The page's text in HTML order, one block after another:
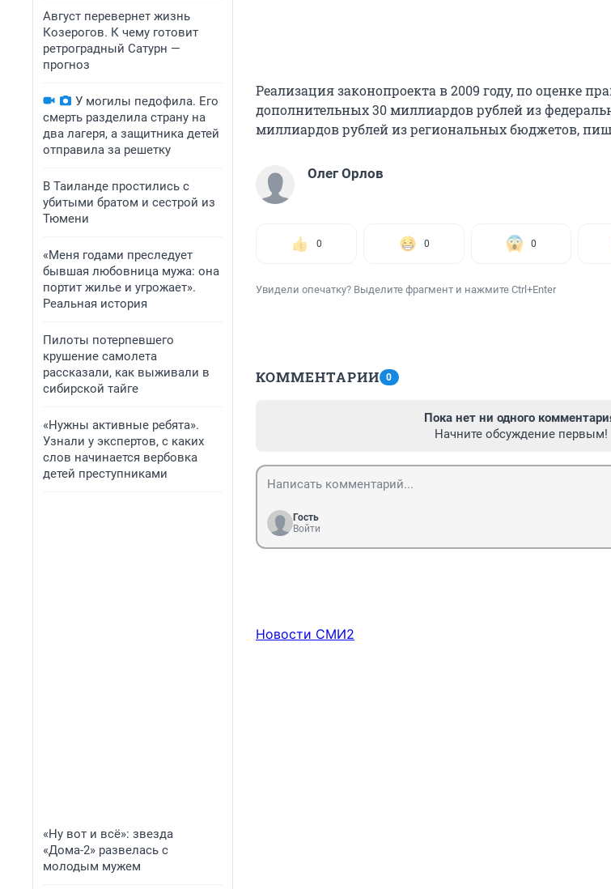
Август перевернет жизнь
Козерогов. К чему готовит
ретроградный Сатурн —
прогноз
У могилы педофила. Его
смерть разделила страну на
два лагеря, а защитника детей
отправила за решетку
В Таиланде простились с
убитыми братом и сестрой из
Тюмени
«Меня годами преследует
бывшая любовница мужа: она
портит жилье и угрожает».
Реальная история
Пилоты потерпевшего
крушение самолета
рассказали, как выживали в
сибирской тайге
«Нужны активные ребята».
Узнали у экспертов, с каких
слов начинается вербовка
детей преступниками
«Ну вот и всё»: звезда
«Дома-2» развелась с
молодым мужем
Реализация законопроекта в 2009 году, по оценке
дополнительных 30 миллиардов рублей из
миллиардов рублей из региональных бюджетов,
Олег Орлов
0 0 0
Увидели опечатку? Выделите фрагмент и нажмите Ctrl+Enter
КОММЕНТАРИИ 0
Пока нет ни одного
Начните обсуждение первым!
Гость
Войти
Новости СМИ2